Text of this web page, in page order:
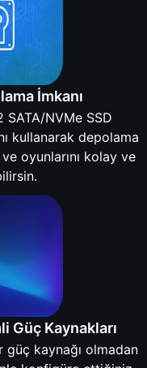
İmkanı
NVMe SSD
kullanarak depolama
oyunlarını kolay ve
Güç Kaynakları
güç kaynağı olmadan